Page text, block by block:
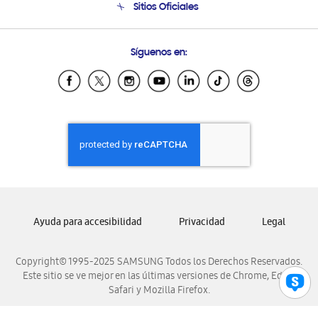
Soporte vía eMail
Sitios Oficiales
Samsung Ecuador
Samsung El Salvador
Samsung Honduras
Samsung Nicaragua
Samsung Panamá
Samsung Venezuela
Síguenos en:
Copyright© 1995-2025 SAMSUNG Todos los Derechos Reservados.
Este sitio se ve mejor en las últimas versiones de Chrome, Edge,
Safari y Mozilla Firefox.
Ayuda para accesibilidad Privacidad Legal